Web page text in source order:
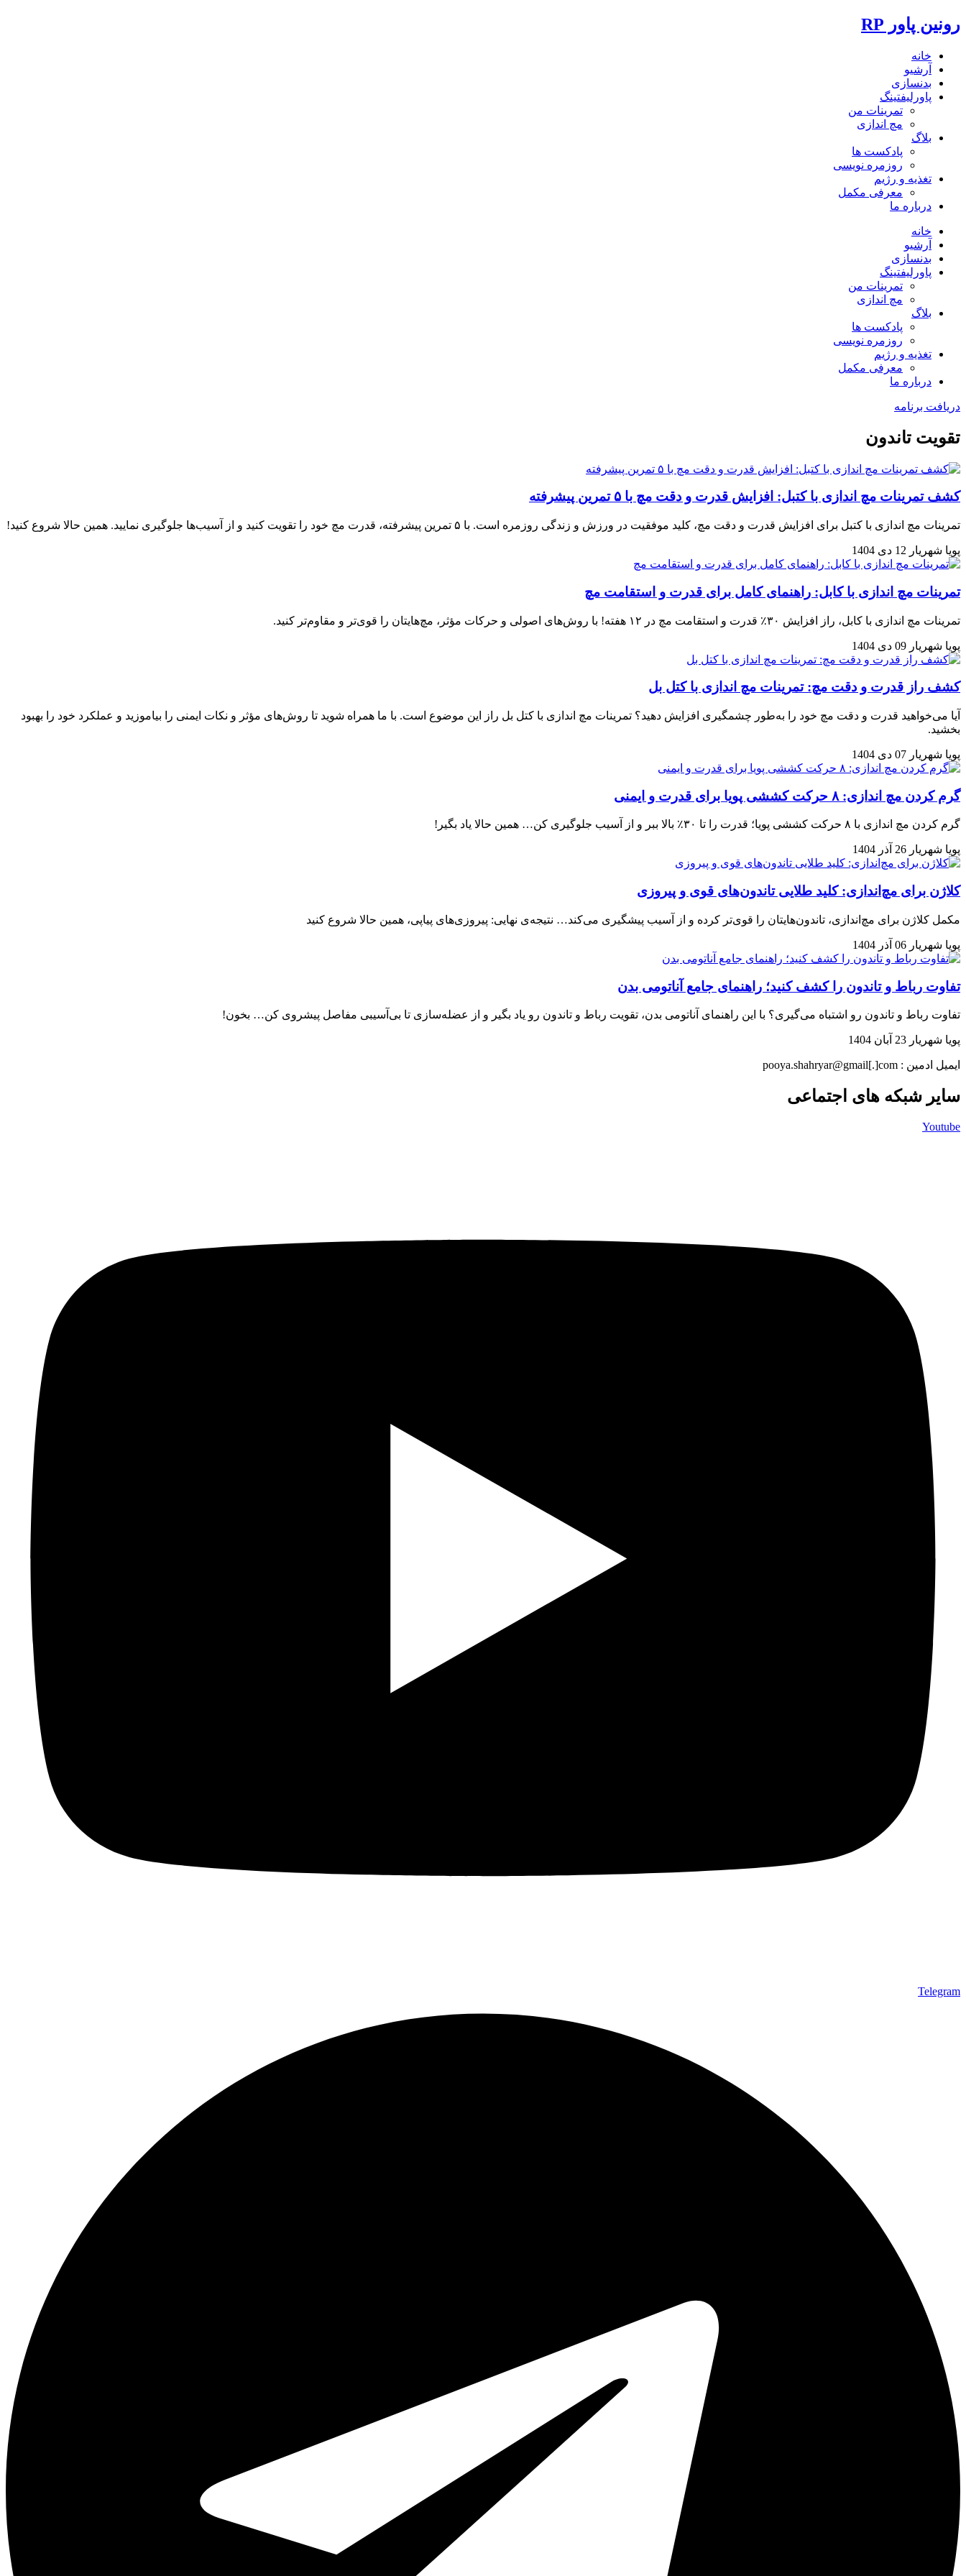
رونین پاور RP
خانه
آرشیو
بدنسازی
پاورلیفتینگ
تمرینات من
مچ اندازی
بلاگ
پادکست ها
روزمره نویسی
تغذیه و رژیم
معرفی مکمل
درباره ما
خانه
آرشیو
بدنسازی
پاورلیفتینگ
تمرینات من
مچ اندازی
بلاگ
پادکست ها
روزمره نویسی
تغذیه و رژیم
معرفی مکمل
درباره ما
دریافت برنامه
تقویت تاندون
کشف تمرینات مچ اندازی با کتبل: افزایش قدرت و دقت مچ با ۵ تمرین پیشرفته
تمرینات مچ اندازی با کتبل برای افزایش قدرت و دقت مچ، کلید موفقیت در ورزش و زندگی روزمره است. با ۵ تمرین پیشرفته، قدرت مچ خود را تقویت کنید و از آسیب‌ها جلوگیری نمایید. همین حالا شروع کنید!
پویا شهریار 12 دی 1404
تمرینات مچ اندازی با کابل: راهنمای کامل برای قدرت و استقامت مچ
تمرینات مچ اندازی با کابل، راز افزایش ۳۰٪ قدرت و استقامت مچ در ۱۲ هفته! با روش‌های اصولی و حرکات مؤثر، مچ‌هایتان را قوی‌تر و مقاوم‌تر کنید.
پویا شهریار 09 دی 1404
کشف راز قدرت و دقت مچ: تمرینات مچ اندازی با کتل بل
آیا می‌خواهید قدرت و دقت مچ خود را به‌طور چشمگیری افزایش دهید؟ تمرینات مچ اندازی با کتل بل راز این موضوع است. با ما همراه شوید تا روش‌های مؤثر و نکات ایمنی را بیاموزید و عملکرد خود را بهبود
بخشید.
پویا شهریار 07 دی 1404
گرم کردن مچ اندازی: ۸ حرکت کششی پویا برای قدرت و ایمنی
گرم کردن مچ اندازی با ۸ حرکت کششی پویا؛ قدرت را تا ۳۰٪ بالا ببر و از آسیب جلوگیری کن… همین حالا یاد بگیر!
پویا شهریار 26 آذر 1404
کلاژن برای مچ‌اندازی: کلید طلایی تاندون‌های قوی و پیروزی
مکمل کلاژن برای مچ‌اندازی، تاندون‌هایتان را قوی‌تر کرده و از آسیب پیشگیری می‌کند… نتیجه‌ی نهایی: پیروزی‌های پیاپی، همین حالا شروع کنید
پویا شهریار 06 آذر 1404
تفاوت رباط و تاندون را کشف کنید؛ راهنمای جامع آناتومی بدن
تفاوت رباط و تاندون رو اشتباه می‌گیری؟ با این راهنمای آناتومی بدن، تقویت رباط و تاندون رو یاد بگیر و از عضله‌سازی تا بی‌آسیبی مفاصل پیشروی کن… بخون!
پویا شهریار 23 آبان 1404
ایمیل ادمین : pooya.shahryar@gmail[.]com
سایر شبکه های اجتماعی
Youtube
Telegram